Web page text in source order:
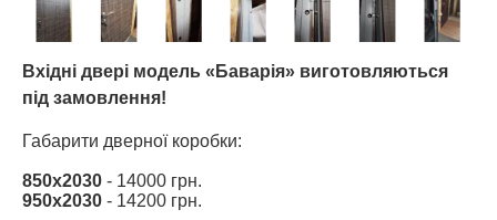
Вхідні двері модель «Баварія» виготовляються
під замовлення!
Габарити дверної коробки:
850х2030 - 14000 грн.
950х2030 - 14200 грн.